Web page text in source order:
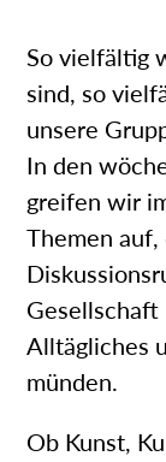
So vielfältig
sind, so
unsere
In den
greifen wir
Themen
Gesellschaft
Alltägliches
münden.
Ob Kunst,